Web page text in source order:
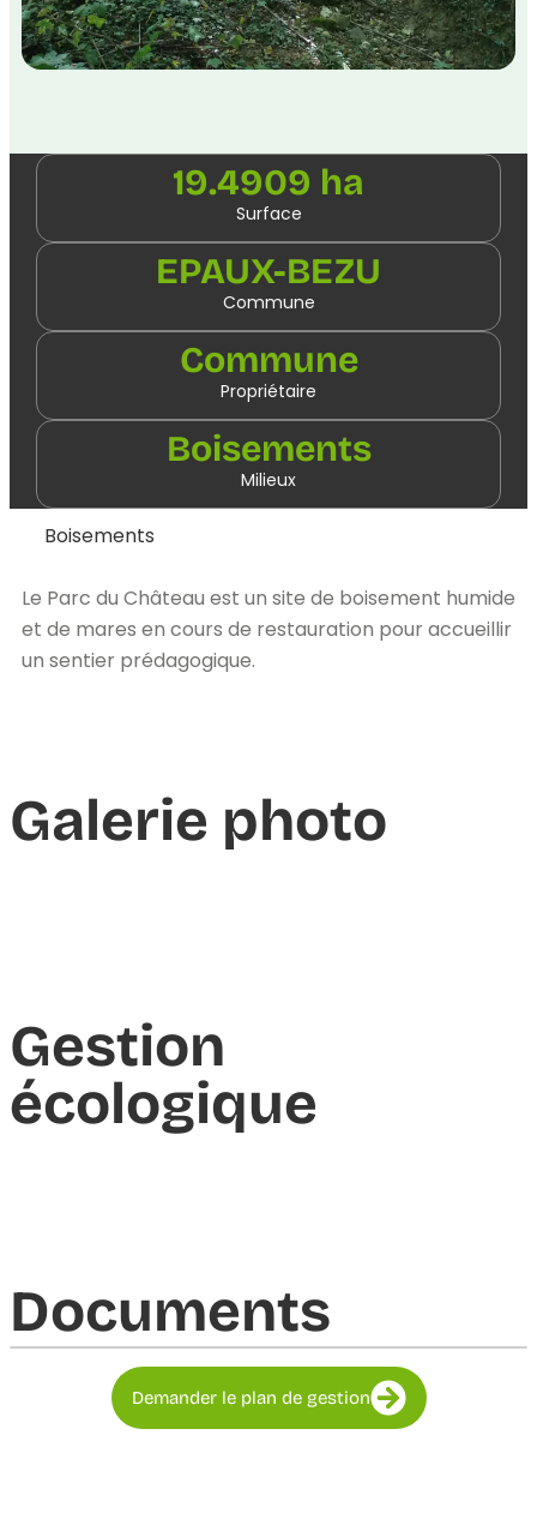
19.4909 ha
Surface
EPAUX-BEZU
Commune
Commune
Propriétaire
Boisements
Milieux
Boisements
Le Parc du Château est un site de boisement humide
et de mares en cours de restauration pour accueillir
un sentier prédagogique.
Galerie photo
Gestion
écologique
Documents​
Demander le plan de gestion